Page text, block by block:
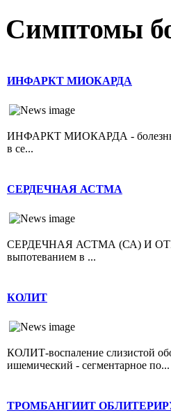
Симптомы
ИНФАРКТ МИОКАРДА
ИНФАРКТ МИОКАРДА - болезнь
в се...
СЕРДЕЧНАЯ АСТМА
СЕРДЕЧНАЯ АСТМА (СА) И ОТЕК
выпотеванием в ...
КОЛИТ
КОЛИТ-воспаление слизистой
ишемический - сегментарное по...
ТРОМБАНГИИТ